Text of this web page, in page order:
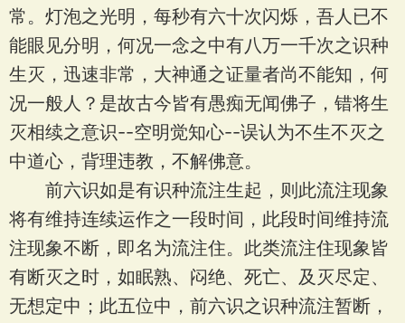
常。灯泡之光明，每秒有六十次闪烁，吾人已不
能眼见分明，何况一念之中有八万一千次之识种
生灭，迅速非常，大神通之证量者尚不能知，何
况一般人？是故古今皆有愚痴无闻佛子，错将生
灭相续之意识--空明觉知心--误认为不生不灭之
中道心，背理违教，不解佛意。
前六识如是有识种流注生起，则此流注现象
将有维持连续运作之一段时间，此段时间维持流
注现象不断，即名为流注住。此类流注住现象皆
有断灭之时，如眠熟、闷绝、死亡、及灭尽定、
无想定中；此五位中，前六识之识种流注暂断，